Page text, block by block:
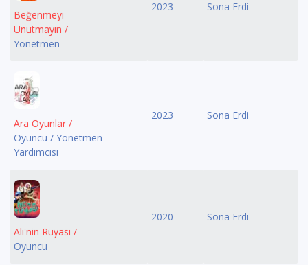
Beğenmeyi
Unutmayın /
Yönetmen
2023 Sona Erdi
Ara Oyunlar /
Oyuncu / Yönetmen
Yardımcısı
2023 Sona Erdi
Ali'nin Rüyası /
Oyuncu
2020 Sona Erdi